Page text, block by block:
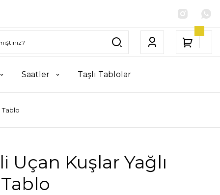
Saatler Taşlı Tablolar
Tablo
Uçan Kuşlar Yağlı